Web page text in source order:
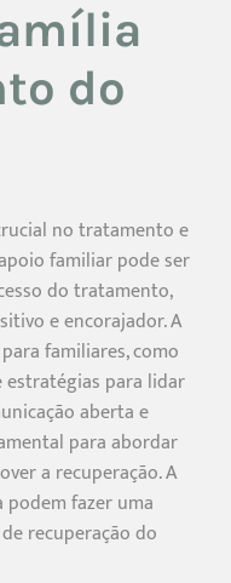
do
no tratamento e
familiar pode ser
do tratamento,
e encorajador. A
familiares, como
estratégias para lidar
aberta e
para abordar
a recuperação. A
fazer uma
recuperação do